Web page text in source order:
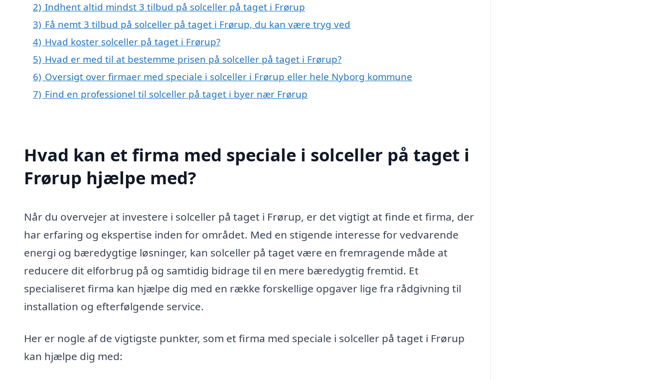
2) Indhent altid mindst 3 tilbud på solceller på taget i Frørup
3) Få nemt 3 tilbud på solceller på taget i Frørup, du kan være tryg ved
4) Hvad koster solceller på taget i Frørup?
5) Hvad er med til at bestemme prisen på solceller på taget i Frørup?
6) Oversigt over firmaer med speciale i solceller i Frørup eller hele Nyborg kommune
7) Find en professionel til solceller på taget i byer nær Frørup
Hvad kan et firma med speciale i solceller på taget i
Frørup hjælpe med?
Når du overvejer at investere i solceller på taget i Frørup, er det vigtigt at finde et firma, der
har erfaring og ekspertise inden for området. Med en stigende interesse for vedvarende
energi og bæredygtige løsninger, kan solceller på taget være en fremragende måde at
reducere dit elforbrug på og samtidig bidrage til en mere bæredygtig fremtid. Et
specialiseret firma kan hjælpe dig med en række forskellige opgaver lige fra rådgivning til
installation og efterfølgende service.
Her er nogle af de vigtigste punkter, som et firma med speciale i solceller på taget i Frørup
kan hjælpe dig med: